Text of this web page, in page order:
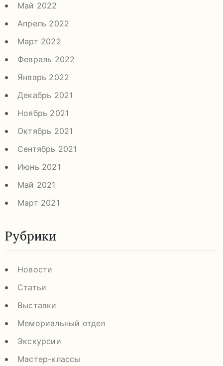
Май 2022
Апрель 2022
Март 2022
Февраль 2022
Январь 2022
Декабрь 2021
Ноябрь 2021
Октябрь 2021
Сентябрь 2021
Июнь 2021
Май 2021
Март 2021
Рубрики
Новости
Статьи
Выставки
Мемориальный отдел
Экскурсии
Мастер-классы